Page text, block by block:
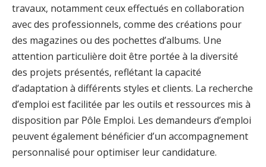
travaux, notamment ceux effectués en collaboration
avec des professionnels, comme des créations pour
des magazines ou des pochettes d’albums. Une
attention particulière doit être portée à la diversité
des projets présentés, reflétant la capacité
d’adaptation à différents styles et clients. La recherche
d’emploi est facilitée par les outils et ressources mis à
disposition par Pôle Emploi. Les demandeurs d’emploi
peuvent également bénéficier d’un accompagnement
personnalisé pour optimiser leur candidature.